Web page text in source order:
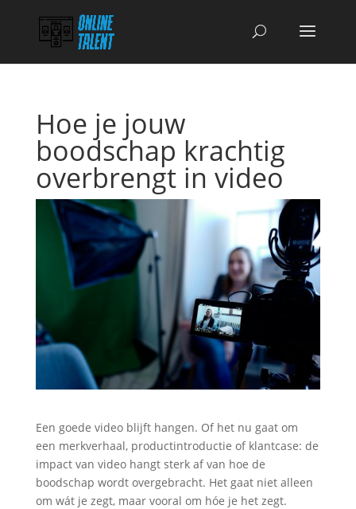
Hoe je jouw
boodschap krachtig
overbrengt in video
Een goede video blijft hangen. Of het nu gaat om
een merkverhaal, productintroductie of klantcase: de
impact van video hangt sterk af van hoe de
boodschap wordt overgebracht. Het gaat niet alleen
om wát je zegt, maar vooral om hóe je het zegt.